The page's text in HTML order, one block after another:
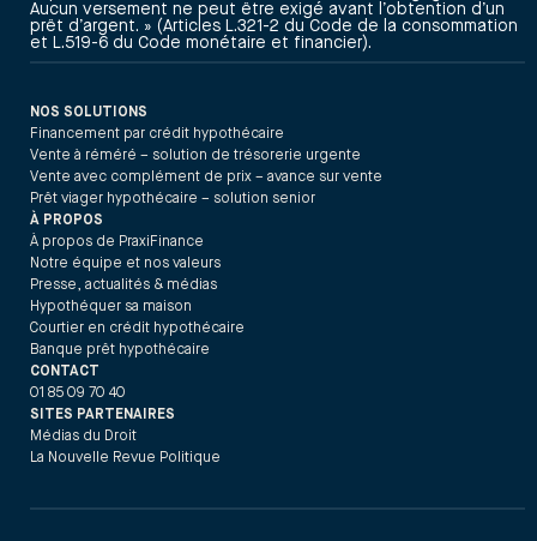
Aucun versement ne peut être exigé avant l’obtention d’un
prêt d’argent. » (Articles L.321-2 du Code de la consommation
et L.519-6 du Code monétaire et financier).
NOS SOLUTIONS
Financement par crédit hypothécaire
Vente à réméré – solution de trésorerie urgente
Vente avec complément de prix – avance sur vente
Prêt viager hypothécaire – solution senior
À PROPOS
À propos de PraxiFinance
Notre équipe et nos valeurs
Presse, actualités & médias
Hypothéquer sa maison
Courtier en crédit hypothécaire
Banque prêt hypothécaire
CONTACT
01 85 09 70 40
SITES PARTENAIRES
Médias du Droit
La Nouvelle Revue Politique